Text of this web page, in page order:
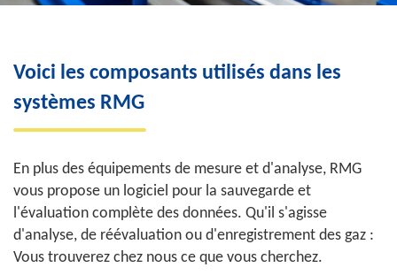
Voici les composants utilisés dans les
systèmes RMG
En plus des équipements de mesure et d'analyse, RMG
vous propose un logiciel pour la sauvegarde et
l'évaluation complète des données. Qu'il s'agisse
d'analyse, de réévaluation ou d'enregistrement des gaz :
Vous trouverez chez nous ce que vous cherchez.